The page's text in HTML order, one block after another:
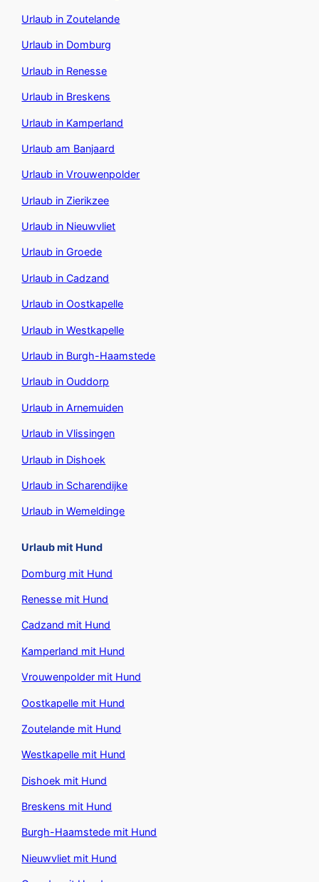
Urlaub in Zoutelande
Urlaub in Domburg
Urlaub in Renesse
Urlaub in Breskens
Urlaub in Kamperland
Urlaub am Banjaard
Urlaub in Vrouwenpolder
Urlaub in Zierikzee
Urlaub in Nieuwvliet
Urlaub in Groede
Urlaub in Cadzand
Urlaub in Oostkapelle
Urlaub in Westkapelle
Urlaub in Burgh-Haamstede
Urlaub in Ouddorp
Urlaub in Arnemuiden
Urlaub in Vlissingen
Urlaub in Dishoek
Urlaub in Scharendijke
Urlaub in Wemeldinge
Urlaub mit Hund
Domburg mit Hund
Renesse mit Hund
Cadzand mit Hund
Kamperland mit Hund
Vrouwenpolder mit Hund
Oostkapelle mit Hund
Zoutelande mit Hund
Westkapelle mit Hund
Dishoek mit Hund
Breskens mit Hund
Burgh-Haamstede mit Hund
Nieuwvliet mit Hund